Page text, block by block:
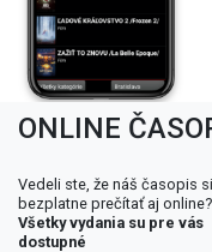
ONLINE
Vedeli ste, že náš časopis
bezplatne prečítať aj online?
Všetky vydania su pre vás
dostupné